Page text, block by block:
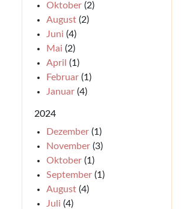
Oktober(2)
August(2)
Juni (4)
Mai (2)
April (1)
Februar(1)
Januar(4)
2024
Dezember(1)
November(3)
Oktober(1)
September(1)
August(4)
Juli (4)